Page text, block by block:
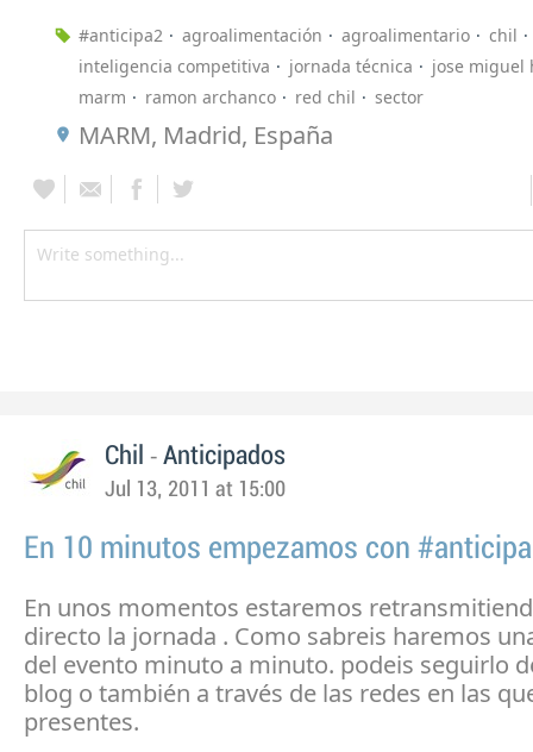
#anticipa2 agroalimentación agroalimentario
chil
inteligencia competitiva
jornada técnica
jose miguel
marm
ramon archanco red chil sector
MARM, Madrid, España
Chil - Anticipados
Jul 13, 2011 at 15:00
En 10 minutos empezamos con
En unos momentos estaremos
directo la jornada . Como sabreis haremos
del evento minuto a minuto. podeis seguirlo
blog o también a través de las redes en las
presentes.